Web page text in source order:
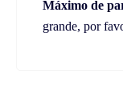
Máximo de
grande, por